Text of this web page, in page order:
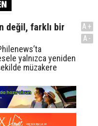
değil, farklı bir
yalnızca yeniden
müzakere
A+
A-